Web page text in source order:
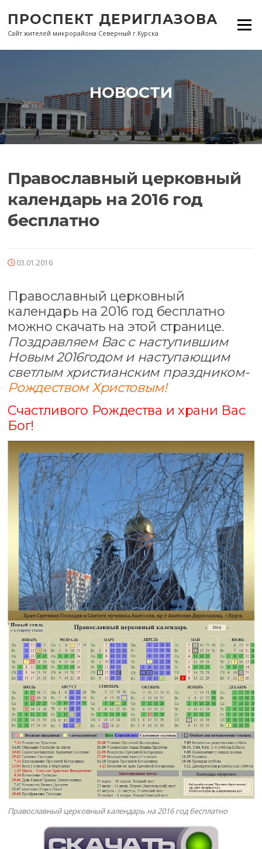
содержанию
ПРОСПЕКТ ДЕРИГЛАЗОВА
Сайт жителей микрорайона Северный г.Курска
Меню
НОВОСТИ
Православный церковный
календарь на 2016 год
бесплатно
03.01.2016
Православный церковный
календарь на 2016 год бесплатно
можно скачать на этой странице.
Поздравляем Вас с наступившим
Новым 2016годом и наступающим
светлым христианским праздником-
Рождеством Христовым!
Счастливого Рождества и храни Вас
Бог!
Православный церковный календарь на 2016 год бесплатно